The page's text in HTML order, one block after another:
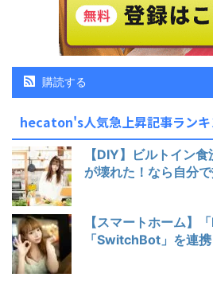
購読する
hecaton's人気急上昇記事ラン
【DIY】ビルトイン
が壊れた！なら自分で
【スマートホーム】
「SwitchBot」を連携